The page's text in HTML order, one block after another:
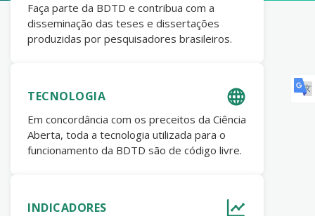
Faça parte da BDTD e contribua com a
disseminação das teses e dissertações
produzidas por pesquisadores brasileiros.
TECNOLOGIA
Em concordância com os preceitos da Ciência
Aberta, toda a tecnologia utilizada para o
funcionamento da BDTD são de código livre.
INDICADORES